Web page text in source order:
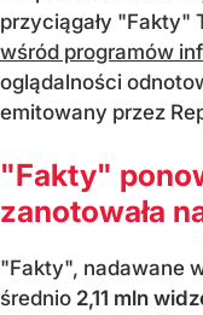
przyciągały "Fakty"
wśród programów
oglądalności
emitowany przez
"Fakty"
zanotowała
"Fakty", nadawane
średnio 2,11 mln